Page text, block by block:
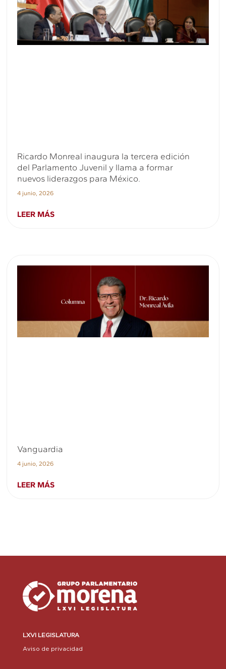
Ricardo Monreal inaugura la tercera edición
del Parlamento Juvenil y llama a formar
nuevos liderazgos para México.
4 junio, 2026
LEER MÁS
Vanguardia
4 junio, 2026
LEER MÁS
LXVI LEGISLATURA
Aviso de privacidad